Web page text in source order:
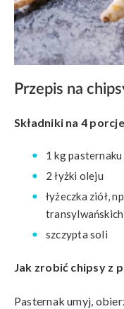
Przepis na
Składniki na 4
1 kg pasternaku
2 łyżki oleju
łyżeczka ziół,
transylwańskich
szczypta soli
Jak zrobić chipsy z
Pasternak umyj,